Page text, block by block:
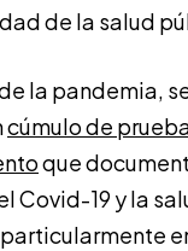
de la salud
la pandemia,
cúmulo de
que
Covid-19 y la